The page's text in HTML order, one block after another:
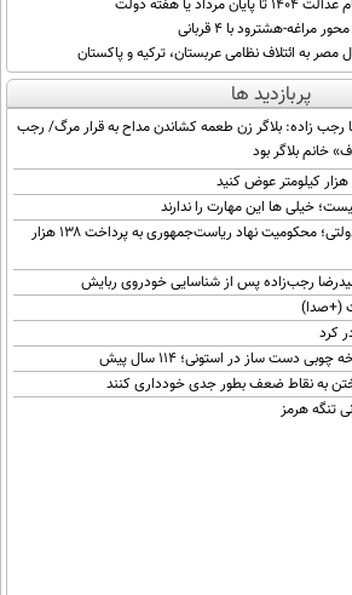
یا هفته دولت
مراغه-هشترود با ۴ قربانی
مصر به ائتلاف نظامی عربستان، ترکیه و پاکستان
پربازدید ها
رجب زاده: بلاگر زن طعمه کشاندن مداح به قرار مرگ/ رجب
خیلی ها این مهارت را ندارند
دعوای حقوقی میان دو نهاد دولتی؛ محکومیت نهاد ریاست‌جمهوری به پرداخت ۱۳۸ هزار
رجب‌زاده پس از شناسایی خودروی ربایش
کرد
دست ساز در استونی؛ 114 سال پیش
به نقاط ضعف بطور جدی خودداری کنند